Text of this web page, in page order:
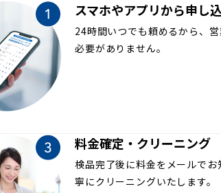
スマホやアプリから申し
24時間いつでも頼めるから、
必要がありません。
料金確定・クリーニング
検品完了後に料金をメールで
寧にクリーニングいたします。